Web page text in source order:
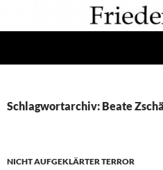
Schlagwortarchiv: Beate
NICHT AUFGEKLÄRTER TERROR